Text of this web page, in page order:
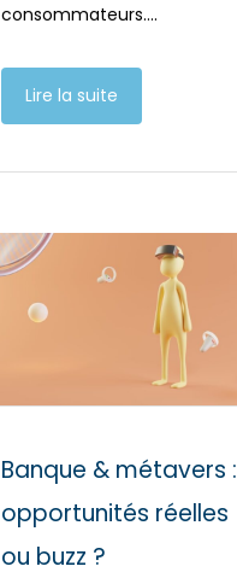
consommateurs….
Lire la suite
Banque & métavers :
opportunités réelles
ou buzz ?